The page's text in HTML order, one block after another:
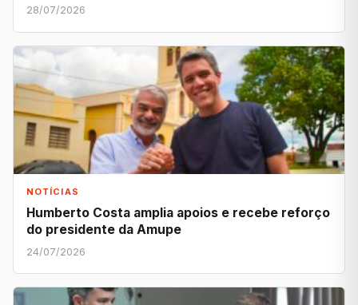
28/07/2026
NOTÍCIAS
Humberto Costa amplia apoios e recebe reforço
do presidente da Amupe
24/07/2026